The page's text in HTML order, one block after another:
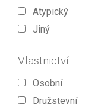
Atypický
Jiný
Vlastnictví:
Osobní
Družstevní